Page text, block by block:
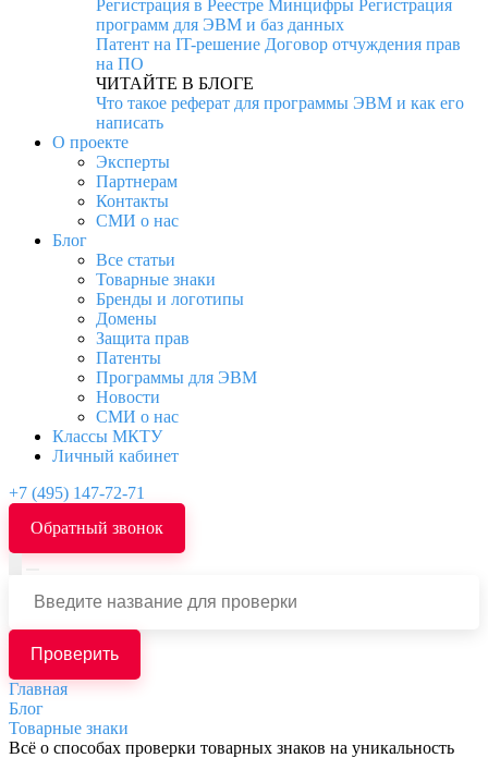
Регистрация в Реестре Минцифры Регистрация
программ для ЭВМ и баз данных
Патент на IT-решение Договор отчуждения прав
на ПО
ЧИТАЙТЕ В БЛОГЕ
Что такое реферат для программы ЭВМ и как его
написать
О проекте
Эксперты
Партнерам
Контакты
СМИ о нас
Блог
Все статьи
Товарные знаки
Бренды и логотипы
Домены
Защита прав
Патенты
Программы для ЭВМ
Новости
СМИ о нас
Классы МКТУ
Личный кабинет
+7 (495) 147-72-71
Обратный звонок
Проверить
Главная
Блог
Товарные знаки
Всё о способах проверки товарных знаков на уникальность